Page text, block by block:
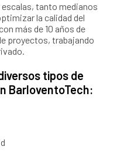
tanto medianos
la calidad del
más de 10 años de
proyectos, trabajando
tipos de
BarloventoTech: